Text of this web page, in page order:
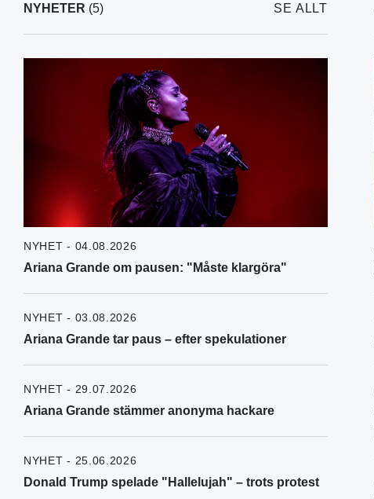
NYHETER (5) SE ALLT
NYHET - 04.08.2026
Ariana Grande om pausen: "Måste klargöra"
NYHET - 03.08.2026
Ariana Grande tar paus – efter spekulationer
NYHET - 29.07.2026
Ariana Grande stämmer anonyma hackare
NYHET - 25.06.2026
Donald Trump spelade "Hallelujah" – trots protest